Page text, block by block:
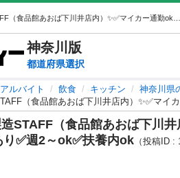
神奈川 版
都道府県選択
アルバイト 飲食 キッチン 神奈川県
（食品館あおば下川井店内）✨✅マイ
STAFF（食品館あおば下川井
✅週2～ok✅扶養内ok （投稿ID :